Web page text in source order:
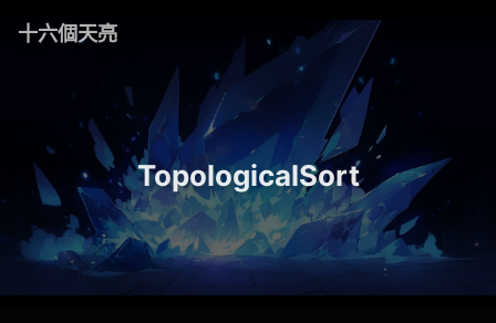
十六個天亮
TopologicalSort